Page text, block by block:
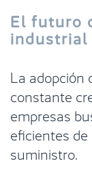
El futuro
industrial
La adopción
constante
empresas
eficientes
suministro.